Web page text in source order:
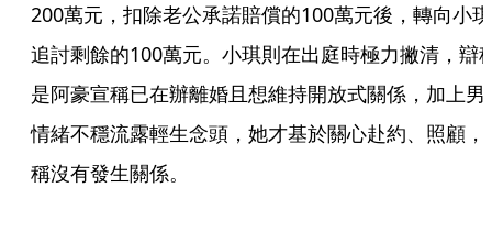
200萬元，扣除老公承諾賠償的100萬元後，轉向小琪
追討剩餘的100萬元。小琪則在出庭時極力撇清，辯
是阿豪宣稱已在辦離婚且想維持開放式關係，加上男
情緒不穩流露輕生念頭，她才基於關心赴約、照顧，
稱沒有發生關係。